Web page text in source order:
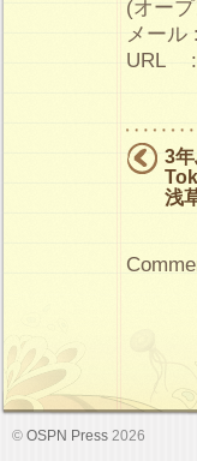
(オー
メール :
URL :
3
浅
© OSPN Press 2026